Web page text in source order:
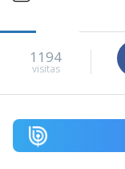
1194
visitas